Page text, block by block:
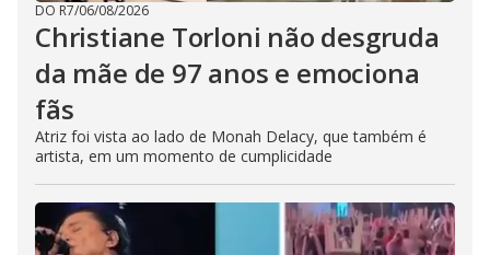
DO R7/06/08/2026
Christiane Torloni não desgruda
da mãe de 97 anos e emociona
fãs
Atriz foi vista ao lado de Monah Delacy, que também é
artista, em um momento de cumplicidade